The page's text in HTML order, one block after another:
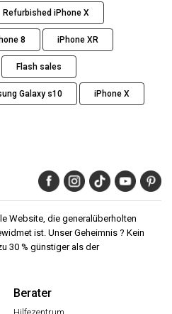
Refurbished iPhone X
8 iPhone XR
Flash sales
Galaxy s10 iPhone X
Website, die generalüberholten
ist. Unser Geheimnis ? Kein
30 % günstiger als der
Berater